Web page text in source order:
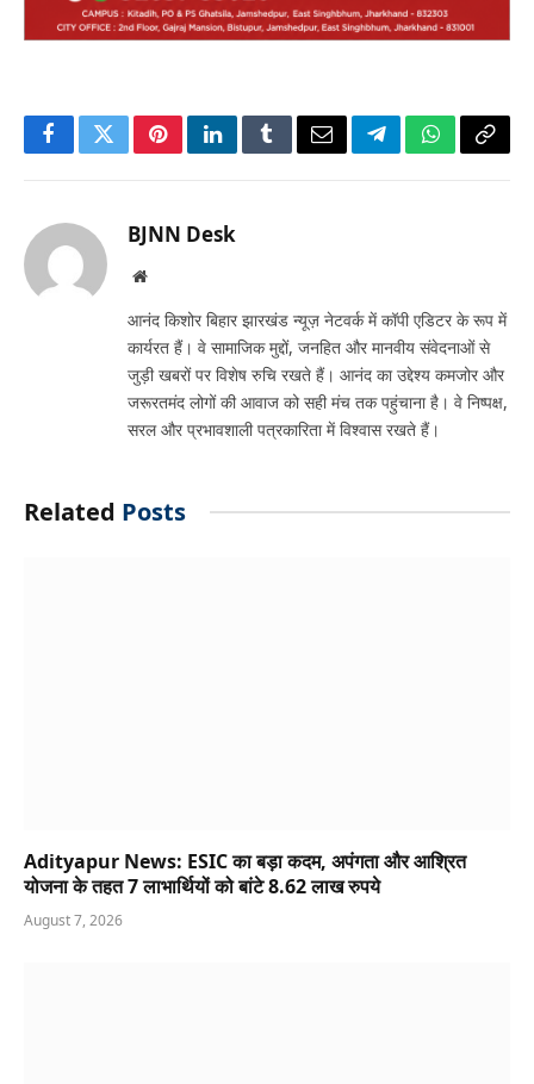
FacebookTwitterPinterestLinkedInTumblrEmailTelegramWhatsApp
Copy
BJNN Desk
Website
आनंद किशोर बिहार झारखंड न्यूज़ नेटवर्क में कॉपी एडिटर के रूप में
कार्यरत हैं। वे सामाजिक मुद्दों, जनहित और मानवीय संवेदनाओं से
जुड़ी खबरों पर विशेष रुचि रखते हैं। आनंद का उद्देश्य कमजोर और
जरूरतमंद लोगों की आवाज को सही मंच तक पहुंचाना है। वे निष्पक्ष,
सरल और प्रभावशाली पत्रकारिता में विश्वास रखते हैं।
Related Posts
Adityapur News: ESIC का बड़ा कदम, अपंगता और आश्रित
योजना के तहत 7 लाभार्थियों को बांटे 8.62 लाख रुपये
August 7, 2026